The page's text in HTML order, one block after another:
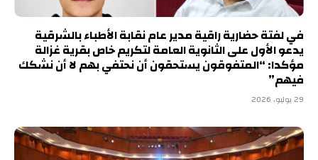
في لفتة حضارية راقية مدير عام نقابة الأطباء بالشرقية
يدعو الأول على الثانوية العامة لتكريم خاص بقرية غزالة
مؤكدا: “المتفوقون يستحقون أن نحتفي بهم لا أن نشكك
فيهم”
29 يوليو، 2026